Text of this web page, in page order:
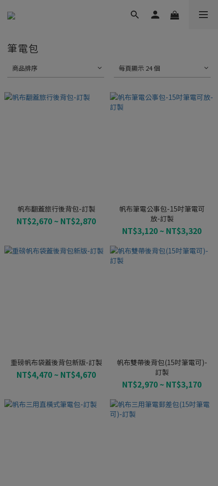
筆電包
商品排序 每頁顯示 24 個
帆布翻蓋旅行後背包-訂製
NT$2,670 ~ NT$2,870
帆布筆電公事包-15吋筆電可
放-訂製
NT$3,120 ~ NT$3,320
重磅帆布袋蓋後背包新版-訂製
NT$4,470 ~ NT$4,670
帆布雙帶後背包(15吋筆電可)-
訂製
NT$2,970 ~ NT$3,170